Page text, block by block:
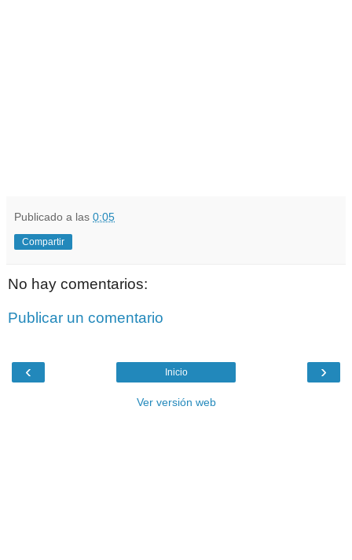
Publicado a las 0:05
Compartir
No hay comentarios:
Publicar un comentario
‹ ›
Inicio
Ver versión web